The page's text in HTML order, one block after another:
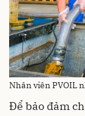
Nhân viên PVOIL
Để bảo đảm